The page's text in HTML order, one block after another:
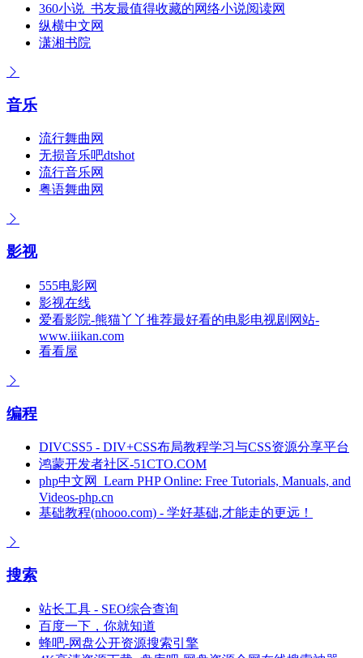
360小说_书友最值得收藏的网络小说阅读网
纵横中文网
潇湘书院
音乐
流行舞曲网
无损音乐吧dtshot
流行音乐网
粤语舞曲网
影视
555电影网
影视在线
爱看影院-熊猫丫丫推荐最好看的电影电视剧网站-
www.iiikan.com
看看屋
编程
DIVCSS5 - DIV+CSS布局教程学习与CSS资源分享平台
鸿蒙开发者社区-51CTO.COM
php中文网_Learn PHP Online: Free Tutorials, Manuals, and
Videos-php.cn
基础教程(nhooo.com) - 学好基础,才能走的更远！
搜索
站长工具 - SEO综合查询
百度一下，你就知道
蜂吧-网盘公开资源搜索引擎